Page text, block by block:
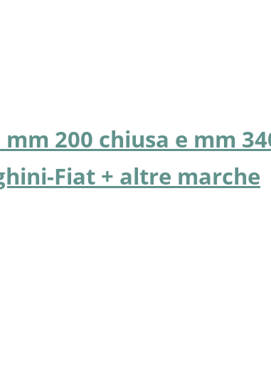
200 chiusa e mm
Fiat + altre marche